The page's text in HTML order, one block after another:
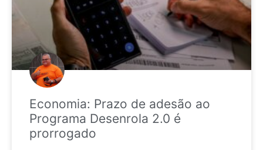
Economia: Prazo de adesão ao
Programa Desenrola 2.0 é
prorrogado